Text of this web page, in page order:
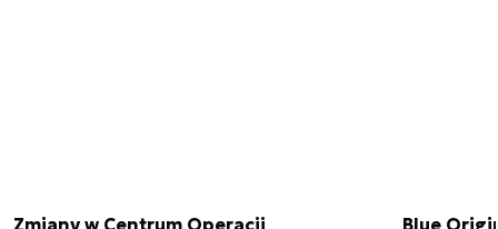
Zmiany w Centrum Operacji
Blue